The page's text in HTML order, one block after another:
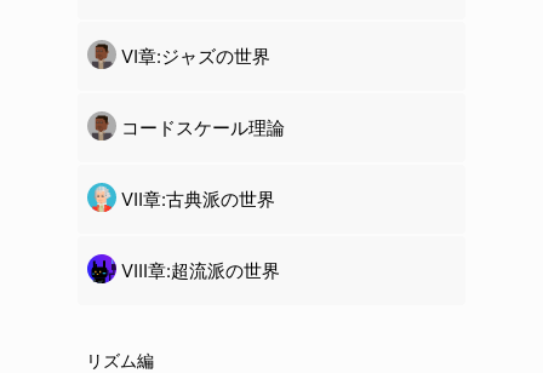
Ⅵ章:ジャズの世界
コードスケール理論
Ⅶ章:古典派の世界
Ⅷ章:超流派の世界
リズム編